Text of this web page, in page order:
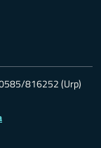
816252 (Urp)